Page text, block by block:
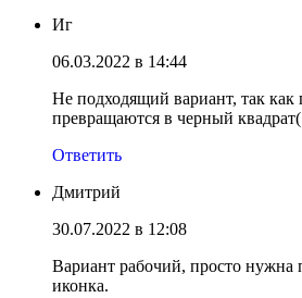
Иг
06.03.2022 в 14:44
Не подходящий вариант, так как
превращаются в черный квадрат(
Ответить
Дмитрий
30.07.2022 в 12:08
Вариант рабочий, просто нужна
иконка.